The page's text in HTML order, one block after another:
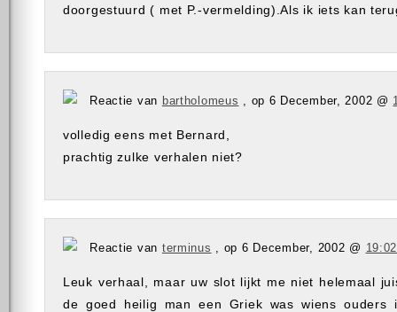
doorgestuurd ( met P.-vermelding).Als ik iets kan
Reactie van bartholomeus , op 6 December, 2002 @
volledig eens met Bernard,
prachtig zulke verhalen niet?
Reactie van terminus , op 6 December, 2002 @ 19:02
Leuk verhaal, maar uw slot lijkt me niet helemaal
de goed heilig man een Griek was wiens ouders